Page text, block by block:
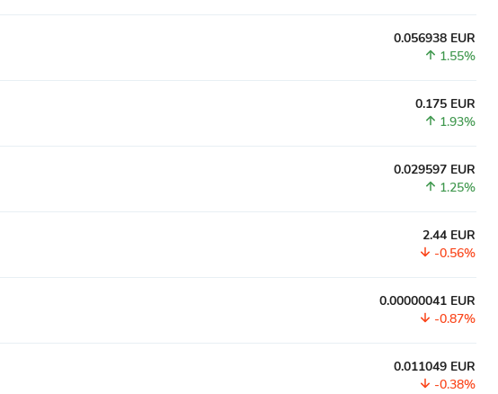
0.056938 EUR
1.55%
0.175 EUR
1.93%
0.029597 EUR
1.25%
2.44 EUR
-0.56%
0.00000041 EUR
-0.87%
0.011049 EUR
-0.38%